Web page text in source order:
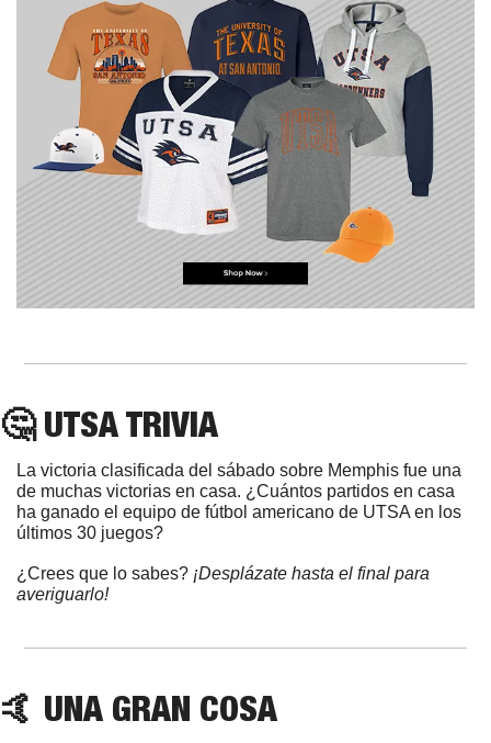
🤔 UTSA TRIVIA
La victoria clasificada del sábado sobre Memphis fue una
de muchas victorias en casa. ¿Cuántos partidos en casa
ha ganado el equipo de fútbol americano de UTSA en los
últimos 30 juegos?
¿Crees que lo sabes? ¡Desplázate hasta el final para
averiguarlo!
🤙 UNA GRAN COSA